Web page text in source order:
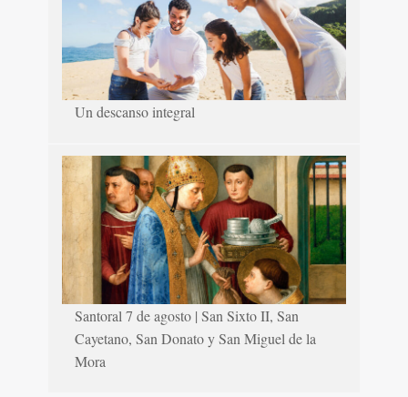
Un descanso integral
Santoral 7 de agosto | San Sixto II, San
Cayetano, San Donato y San Miguel de la
Mora